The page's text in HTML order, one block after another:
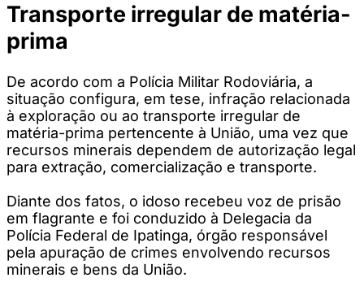
Transporte irregular de matéria-
prima
De acordo com a Polícia Militar Rodoviária, a
situação configura, em tese, infração relacionada
à exploração ou ao transporte irregular de
matéria-prima pertencente à União, uma vez que
recursos minerais dependem de autorização legal
para extração, comercialização e transporte.
Diante dos fatos, o idoso recebeu voz de prisão
em flagrante e foi conduzido à Delegacia da
Polícia Federal de Ipatinga, órgão responsável
pela apuração de crimes envolvendo recursos
minerais e bens da União.